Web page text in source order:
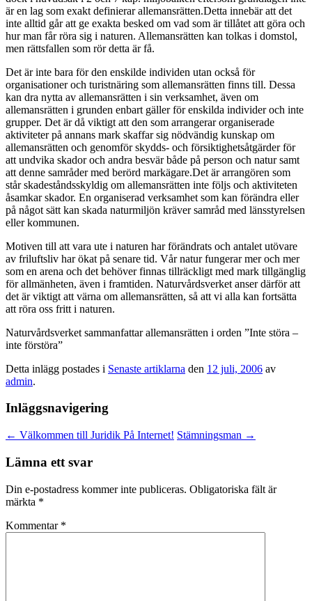
är en lag som exakt definierar allemansrätten.Detta innebär att det
inte alltid går att ge exakta besked om vad som är tillåtet att göra och
hur man får röra sig i naturen. Allemansrätten kan tolkas i domstol,
men rättsfallen som rör detta är få.
Det är inte bara för den enskilde individen utan också för
organisationer och turistnäring som allemansrätten finns till. Dessa
kan dra nytta av allemansrätten i sin verksamhet, även om
allemansrätten i grunden enbart gäller för enskilda individer och inte
grupper. Det är då viktigt att den som arrangerar organiserade
aktiviteter på annans mark skaffar sig nödvändig kunskap om
allemansrätten och genomför skydds- och försiktighetsåtgärder för
att undvika skador och andra besvär både på person och natur samt
att denne samråder med berörd markägare.Det är arrangören som
står skadeståndsskyldig om allemansrätten inte följs och aktiviteten
åsamkar skador. En organiserad verksamhet som kan förändra eller
på något sätt kan skada naturmiljön kräver samråd med länsstyrelsen
eller kommunen.
Motiven till att vara ute i naturen har förändrats och antalet utövare
av friluftsliv har ökat på senare tid. Vår natur fungerar mer och mer
som en arena och det behöver finnas tillräckligt med mark tillgänglig
för allmänheten, även i framtiden. Naturvårdsverket anser därför att
det är viktigt att värna om allemansrätten, så att vi alla kan fortsätta
att röra oss fritt i naturen.
Naturvårdsverket sammanfattar allemansrätten i orden ”Inte störa –
inte förstöra”
Detta inlägg postades i Senaste artiklarna den 12 juli, 2006 av
admin.
Inläggsnavigering
← Välkommen till Juridik På Internet! Stämningsman →
Lämna ett svar
Din e-postadress kommer inte publiceras. Obligatoriska fält är
märkta *
Kommentar *